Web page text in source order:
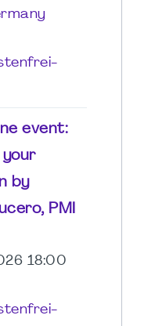
event:
your
by
PMI
18:00